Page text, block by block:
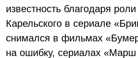
известность благодаря
Карельского в сериале
снимался в фильмах
на ошибку, сериалах «Марш